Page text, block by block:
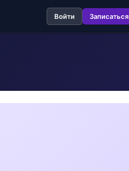
Войти Записаться